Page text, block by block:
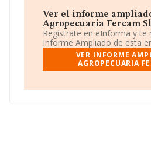
combinada con la producción
tiene actividad en mercados
Ha contado con el mismo
teniendo en cuenta la
INFORMA, ha contado con un
inferior a la media de sector.
Para ponerse en contacto con
Ver el informe
Agropecuaria Fercam Sl
Regístrate en eInforma y te
Informe Ampliado de esta
VER INFORME
AGROPECUARIA